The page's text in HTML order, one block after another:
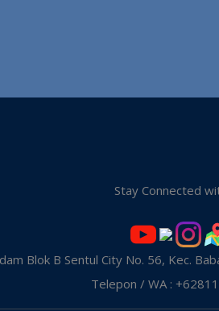
Stay Connected
Blok B Sentul City No. 56, Kec.
Telepon / WA :